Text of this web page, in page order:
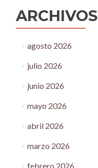
ARCHIVOS
agosto 2026
julio 2026
junio 2026
mayo 2026
abril 2026
marzo 2026
febrero 2026